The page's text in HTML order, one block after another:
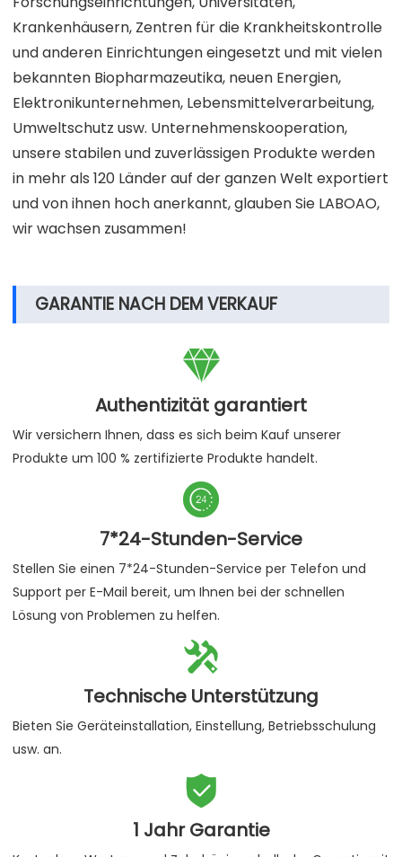
Krankenhäusern, Zentren für die Krankheitskontrolle
und anderen Einrichtungen eingesetzt und mit vielen
bekannten Biopharmazeutika, neuen Energien,
Elektronikunternehmen, Lebensmittelverarbeitung,
Umweltschutz usw. Unternehmenskooperation,
unsere stabilen und zuverlässigen Produkte werden
in mehr als 120 Länder auf der ganzen Welt exportiert
und von ihnen hoch anerkannt, glauben Sie LABOAO,
wir wachsen zusammen!
GARANTIE NACH DEM VERKAUF

Authentizität garantiert
Wir versichern Ihnen, dass es sich beim Kauf unserer
Produkte um 100 % zertifizierte Produkte handelt.

7*24-Stunden-Service
Stellen Sie einen 7*24-Stunden-Service per Telefon und
Support per E-Mail bereit, um Ihnen bei der schnellen
Lösung von Problemen zu helfen.

Technische Unterstützung
Bieten Sie Geräteinstallation, Einstellung, Betriebsschulung
usw. an.

1 Jahr Garantie